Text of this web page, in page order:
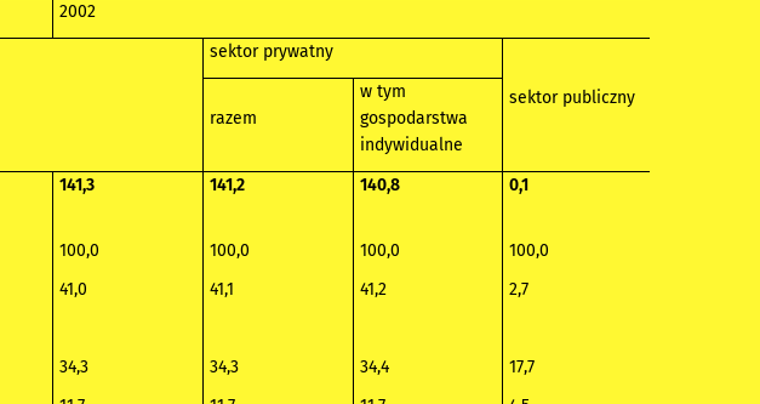
2002
sektor prywatny
sektor publiczny
razem
w tym
gospodarstwa
indywidualne
141,3 141,2 140,8
0,1
100,0 100,0 100,0
100,0
41,0 41,1 41,2
2,7
34,3 34,3 34,4
17,7